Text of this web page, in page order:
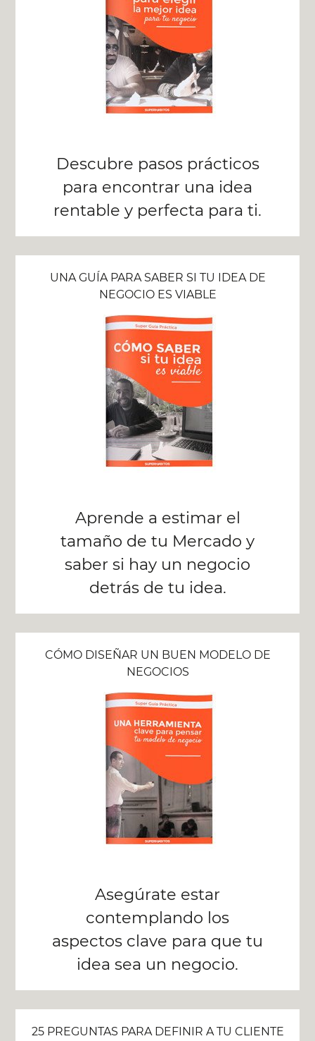
Descubre pasos prácticos
para encontrar una idea
rentable y perfecta para ti.
UNA GUÍA PARA SABER SI TU IDEA DE
NEGOCIO ES VIABLE
Aprende a estimar el
tamaño de tu Mercado y
saber si hay un negocio
detrás de tu idea.
CÓMO DISEÑAR UN BUEN MODELO DE
NEGOCIOS
Asegúrate estar
contemplando los
aspectos clave para que tu
idea sea un negocio.
25 PREGUNTAS PARA DEFINIR A TU CLIENTE